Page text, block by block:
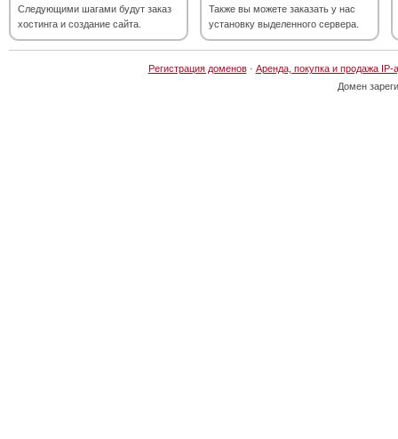
Следующими шагами будут заказ
хостинга и создание сайта.
Также вы можете заказать у нас
установку выделенного сервера.
Регистрация доменов· Аренда, покупка и продажа IP-
Домен